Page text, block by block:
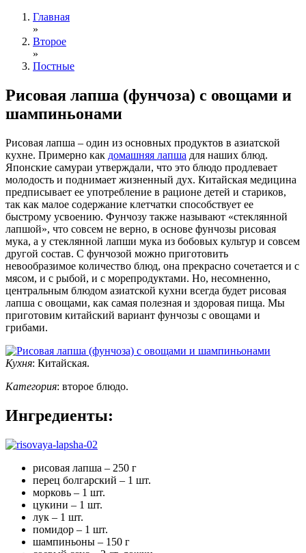
Главная
»
Второе
»
Постные
Рисовая лапша (фунчоза) с овощами и
шампиньонами
Рисовая лапша – один из основных продуктов в азиатской
кухне. Примерно как домашняя лапша для наших блюд.
Японские самураи утверждали, что это блюдо продлевает
молодость и поднимает жизненный дух. Китайская медицина
предписывает ее употребление в рационе детей и стариков,
так как малое содержание клетчатки способствует ее
быстрому усвоению. Фунчозу также называют «стеклянной
лапшой», что совсем не верно, в основе фунчозы рисовая
мука, а у стеклянной лапши мука из бобовых культур и совсем
другой состав. С фунчозой можно приготовить
невообразимое количество блюд, она прекрасно сочетается и с
мясом, и с рыбой, и с морепродуктами. Но, несомненно,
центральным блюдом азиатской кухни всегда будет рисовая
лапша с овощами, как самая полезная и здоровая пища. Мы
приготовим китайский вариант фунчозы с овощами и
грибами.
Кухня: Китайская.
Категория: второе блюдо.
Ингредиенты:
рисовая лапша – 250 г
перец болгарский – 1 шт.
морковь – 1 шт.
цукини – 1 шт.
лук – 1 шт.
помидор – 1 шт.
шампиньоны – 150 г